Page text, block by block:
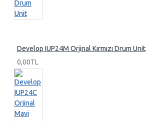
Develop IUP24M Orjinal Kırmızı Drum Unit
0,00TL